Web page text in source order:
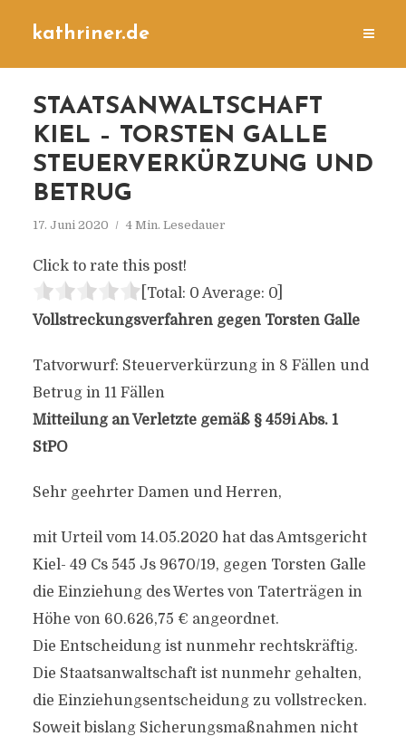
kathriner.de
STAATSANWALTSCHAFT
KIEL – TORSTEN GALLE
STEUERVERKÜRZUNG UND
BETRUG
17. Juni 2020 4 Min. Lesedauer
Click to rate this post!
[Total: 0 Average: 0]
Vollstreckungsverfahren gegen Torsten Galle
Tatvorwurf: Steuerverkürzung in 8 Fällen und
Betrug in 11 Fällen
Mitteilung an Verletzte gemäß § 459i Abs. 1
StPO
Sehr geehrter Damen und Herren,
mit Urteil vom 14.05.2020 hat das Amtsgericht
Kiel- 49 Cs 545 Js 9670/19, gegen Torsten Galle
die Einziehung des Wertes von Taterträgen in
Höhe von 60.626,75 € angeordnet.
Die Entscheidung ist nunmehr rechtskräftig.
Die Staatsanwaltschaft ist nunmehr gehalten,
die Einziehungsentscheidung zu vollstrecken.
Soweit bislang Sicherungsmaßnahmen nicht